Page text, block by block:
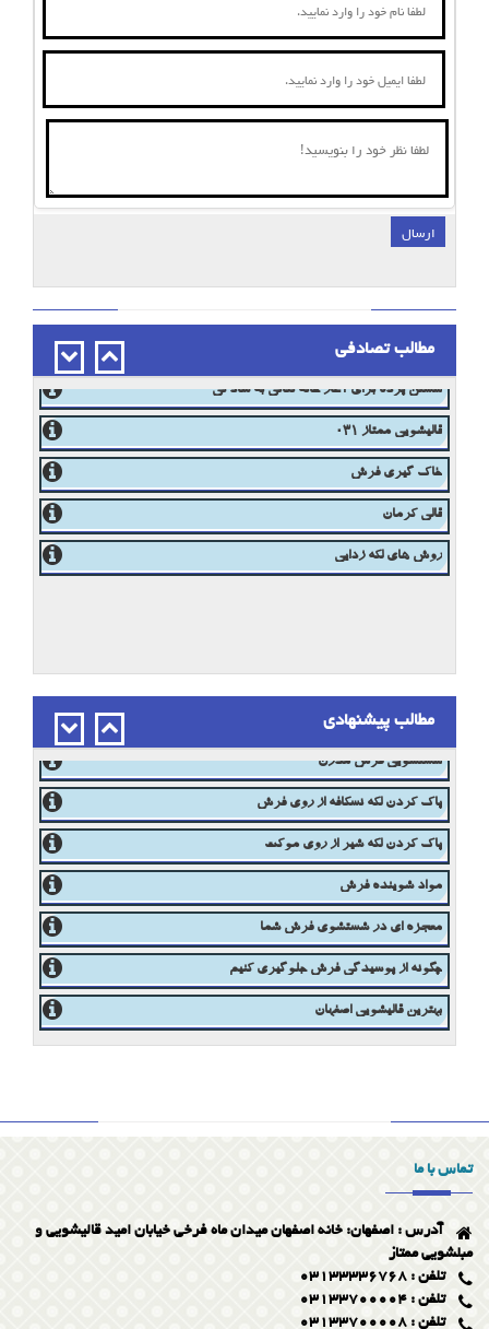
ارسال
مطالب تصادفی
تطهیر فرش نجس
شستن پرده برای آغاز خانه تکانی به سادگی
قالیشویی ممتاز 031
خاک گیری فرش
قالی کرمان
مطالب پیشنهادی
شستشوی فرش با رعایت اصول
شستشویی فرش مدرن
پاک کردن لکه نسکافه از روی فرش
پاک کردن لکه شیر از روی موکت
مواد شوینده فرش
معجزه ای در شستشوی فرش شما
چگونه از پوسیدگی فرش جلوگیری کنیم
مروری بر خدمات قالیشویی ممتاز در اصفهان
ویژگی قالیشویی خوب
تماس با ما
آدرس : اصفهان: خانه اصفهان میدان ماه فرخی خیابان امید قالیشویی و
مبلشویی ممتاز
تلفن : 03133336768
تلفن : 03133700004
تلفن : 03133700008